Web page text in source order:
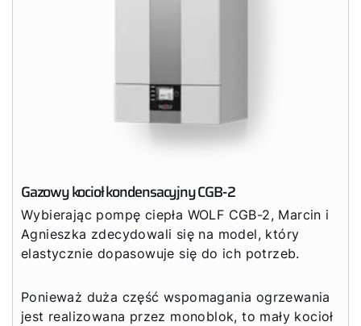
Gazowy kocioł kondensacyjny CGB-2
Wybierając pompę ciepła WOLF CGB-2, Marcin i
Agnieszka zdecydowali się na model, który
elastycznie dopasowuje się do ich potrzeb.
Ponieważ duża część wspomagania ogrzewania
jest realizowana przez monoblok, to mały kocioł